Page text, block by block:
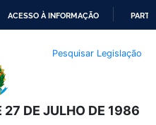
ACESSO À INFORMAÇÃO
Pesquisar Legislação
27 DE JULHO DE 1986